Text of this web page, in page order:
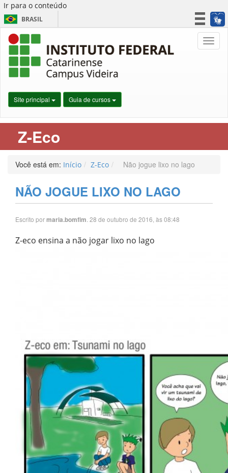
Ir para o conteúdo
BRASIL
Simplifique!
Site principal Guia de cursos
Z-Eco
Você está em: Início Z-Eco Não jogue lixo no lago
NÃO JOGUE LIXO NO LAGO
Escrito pormaria.bomfim . 28 de outubro de 2016, às 08:48
Z-eco ensina a não jogar lixo no lago